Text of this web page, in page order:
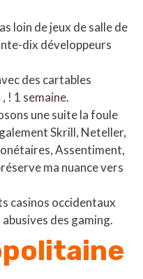
loin de jeux de salle de
dix développeurs
des cartables
! 1 semaine.
une suite la foule
Skrill, Neteller,
Assentiment,
ma nuance vers
casinos occidentaux
des gaming.